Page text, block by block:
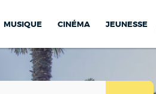
MUSIQUE CINÉMA JEUNESSE